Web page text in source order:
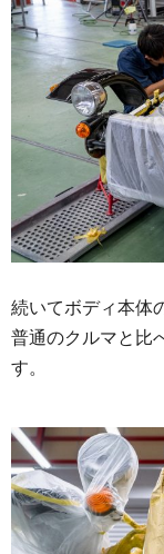
続いてボディ本体
普通のクルマと比
す。